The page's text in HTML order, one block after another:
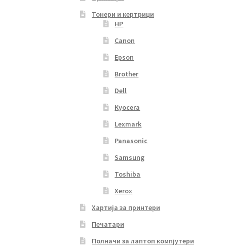
Тонери и кертриџи
HP
Canon
Epson
Brother
Dell
Kyocera
Lexmark
Panasonic
Samsung
Toshiba
Xerox
Хартија за принтери
Печатари
Полначи за лаптоп компјутери